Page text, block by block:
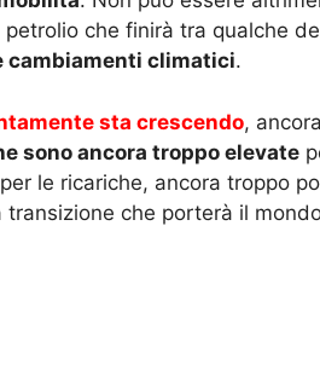
che finirà tra qualche
cambiamenti climatici.
sta crescendo,
sono ancora troppo elevate
le ricariche, ancora troppo
che porterà il